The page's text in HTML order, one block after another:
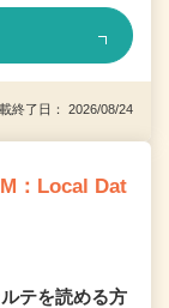
終了日： 2026/08/24
：Local Dat
テを読める方